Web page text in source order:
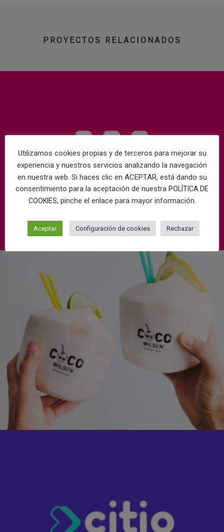
PROYECTOS RELACIONADOS
Utilizamos cookies propias y de terceros para mejorar su
experiencia y nuestros servicios analizando la navegación
en nuestra web. Si haces clic en ACEPTAR, está dando su
consentimiento para la aceptación de nuestra POLÍTICA DE
COOKIES, pinche el enlace para mayor información.
Aceptar Configuración de cookies Rechazar